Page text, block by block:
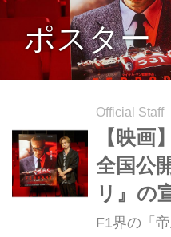
ポスター
Official Staff
【映画
全国公
リ』の
に堂本
F1界の「